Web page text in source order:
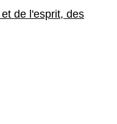
de l'esprit, des